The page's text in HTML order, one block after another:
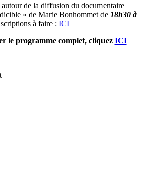
autour de la diffusion du documentaire
» de Marie Bonhommet de 18h30 à
à faire : ICI
le programme complet, cliquez ICI